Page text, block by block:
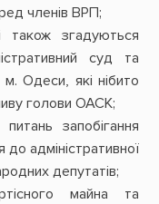
членів ВРП;
також згадуються
суд та
Одеси, які нібито
голови ОАСК;
запобігання
адміністративної
депутатів;
майна та